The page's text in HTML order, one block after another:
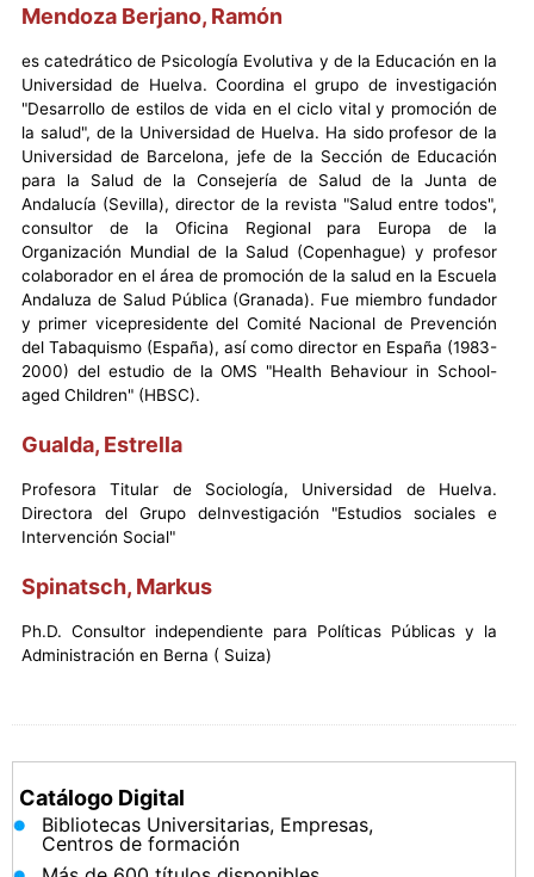
Mendoza Berjano, Ramón
es catedrático de Psicología Evolutiva y de la Educación en la
Universidad de Huelva. Coordina el grupo de investigación
"Desarrollo de estilos de vida en el ciclo vital y promoción de
la salud", de la Universidad de Huelva. Ha sido profesor de la
Universidad de Barcelona, jefe de la Sección de Educación
para la Salud de la Consejería de Salud de la Junta de
Andalucía (Sevilla), director de la revista "Salud entre todos",
consultor de la Oficina Regional para Europa de la
Organización Mundial de la Salud (Copenhague) y profesor
colaborador en el área de promoción de la salud en la Escuela
Andaluza de Salud Pública (Granada). Fue miembro fundador
y primer vicepresidente del Comité Nacional de Prevención
del Tabaquismo (España), así como director en España (1983-
2000) del estudio de la OMS "Health Behaviour in School-
aged Children" (HBSC).
Gualda, Estrella
Profesora Titular de Sociología, Universidad de Huelva.
Directora del Grupo deInvestigación "Estudios sociales e
Intervención Social"
Spinatsch, Markus
Ph.D. Consultor independiente para Políticas Públicas y la
Administración en Berna ( Suiza)
Catálogo Digital
Bibliotecas Universitarias, Empresas,
Centros de formación